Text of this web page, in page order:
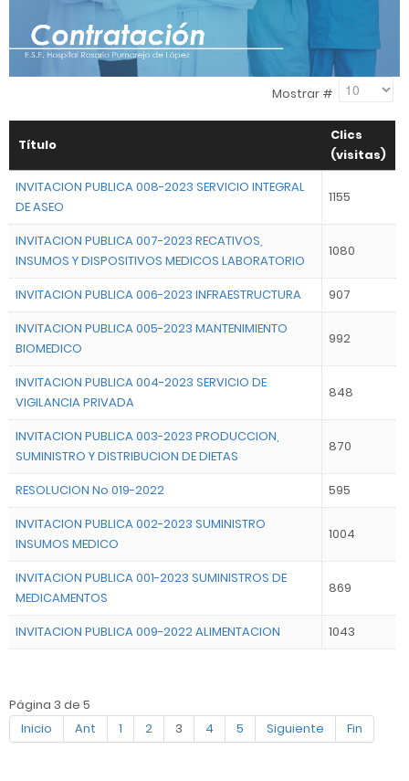
Mostrar #
Título
Clics
(visitas)
INVITACION PUBLICA 008-2023 SERVICIO INTEGRAL
DE ASEO
1155
INVITACION PUBLICA 007-2023 RECATIVOS,
INSUMOS Y DISPOSITIVOS MEDICOS LABORATORIO
1080
INVITACION PUBLICA 006-2023 INFRAESTRUCTURA
907
INVITACION PUBLICA 005-2023 MANTENIMIENTO
BIOMEDICO
992
INVITACION PUBLICA 004-2023 SERVICIO DE
VIGILANCIA PRIVADA
848
INVITACION PUBLICA 003-2023 PRODUCCION,
SUMINISTRO Y DISTRIBUCION DE DIETAS
870
RESOLUCION No 019-2022
595
INVITACION PUBLICA 002-2023 SUMINISTRO
INSUMOS MEDICO
1004
INVITACION PUBLICA 001-2023 SUMINISTROS DE
MEDICAMENTOS
869
INVITACION PUBLICA 009-2022 ALIMENTACION 1043
Página 3 de 5
Inicio
Ant 1 2 3 4 5 Siguiente Fin